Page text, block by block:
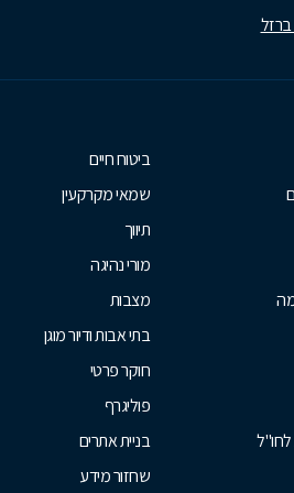
לחו"ל
ביטוח חיים
שמאי מקרקעין
תיווך
מורי נהיגה
מצבות
בתי אבות ודיור מוגן
חוקר פרטי
פוליגרף
בניית אתרים
שחזור מידע